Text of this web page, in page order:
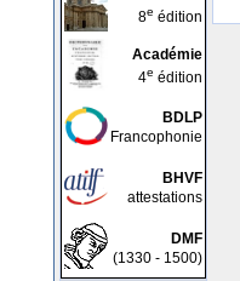
8e édition
Académie
4e édition
BDLP
Francophonie
BHVF
attestations
DMF
(1330 - 1500)